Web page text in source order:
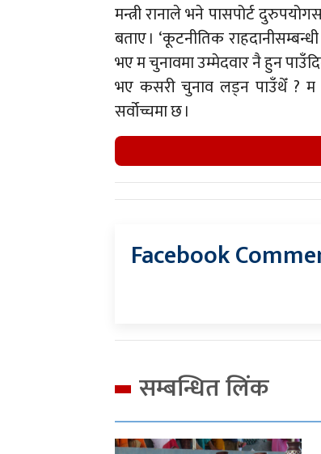
मन्त्री रानाले भने पासपोर्ट
बताए । ‘कूटनीतिक
भए म चुनावमा उम्मेदवार नै हुन
भए कसरी चुनाव लड्न पाउँथेँ ? म
सर्वोच्चमा छ ।
Facebook
सम्बन्धित लिंक